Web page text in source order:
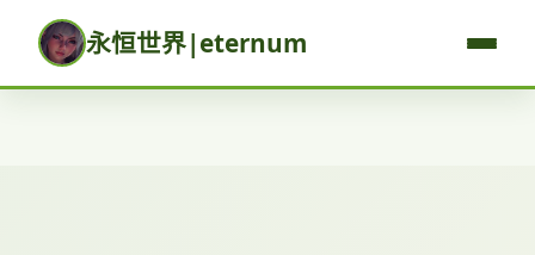
永恒世界|eternum